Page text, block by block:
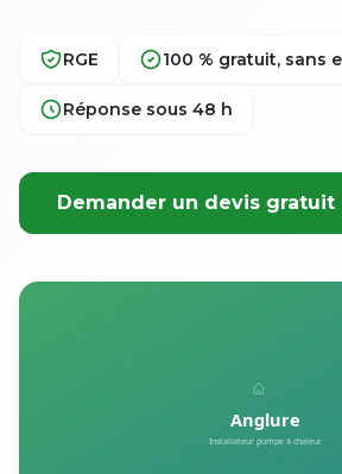
RGE 100 % gratuit, sans
Réponse sous 48 h
Demander un devis gratuit